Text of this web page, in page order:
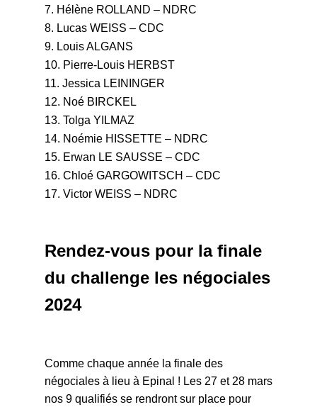
Hélène ROLLAND – NDRC
Lucas WEISS – CDC
Louis ALGANS
Pierre-Louis HERBST
Jessica LEININGER
Noé BIRCKEL
Tolga YILMAZ
Noémie HISSETTE – NDRC
Erwan LE SAUSSE – CDC
Chloé GARGOWITSCH – CDC
Victor WEISS – NDRC
Rendez-vous pour la finale
du challenge les négociales
2024
Comme chaque année la finale des
négociales à lieu à Epinal ! Les 27 et 28 mars
nos 9 qualifiés se rendront sur place pour